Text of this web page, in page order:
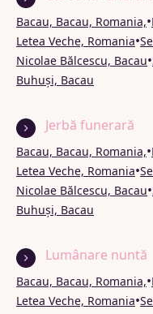
Bacau, Bacau, Romania,•
Letea Veche, Romania•
Nicolae Bălcescu, Bacau•
Buhuși, Bacau
Jerbă funerară
Bacau, Bacau, Romania,•
Letea Veche, Romania•
Nicolae Bălcescu, Bacau•
Buhuși, Bacau
Lumânare nuntă
Bacau, Bacau, Romania,•
Letea Veche, Romania•